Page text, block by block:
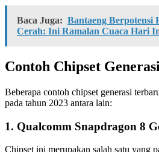
Baca Juga: Bantaeng Berpotensi
Cerah: Ini Ramalan Cuaca Hari
Contoh Chipset
Beberapa contoh chipset generasi
pada tahun 2023 antara lain:
1. Qualcomm Snapdragon 8
Chipset ini merupakan salah satu yang